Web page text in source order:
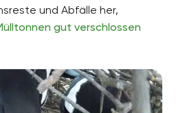
und Abfälle her,
gut verschlossen